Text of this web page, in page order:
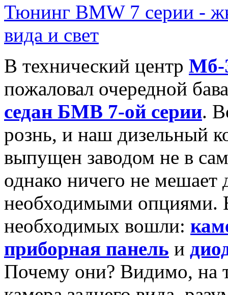
Тюнинг BMW 7 серии -
вида и свет
В технический центр Мб-
пожаловал очередной
седан БМВ 7-ой серии.
рознь, и наш дизельный
выпущен заводом не в
однако ничего не мешает
необходимыми опциями.
необходимых вошли:
приборная панель и
Почему они? Видимо, на